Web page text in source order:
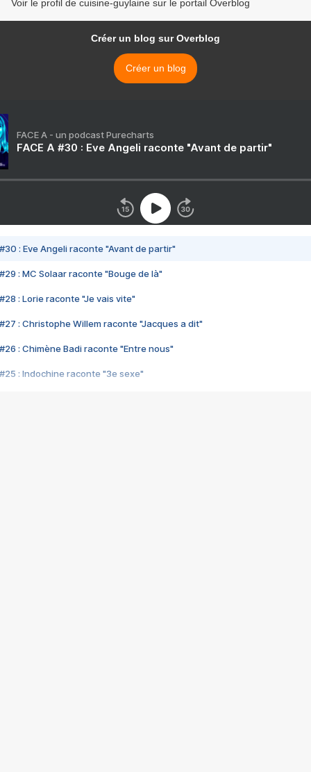
Voir le profil de cuisine-guylaine sur le portail Overblog
Créer un blog sur Overblog
Créer un blog
FACE A - un podcast Purecharts
FACE A #30 : Eve Angeli raconte "Avant de partir"
#30 : Eve Angeli raconte "Avant de partir"
#29 : MC Solaar raconte "Bouge de là"
#28 : Lorie raconte "Je vais vite"
#27 : Christophe Willem raconte "Jacques a dit"
#26 : Chimène Badi raconte "Entre nous"
#25 : Indochine raconte "3e sexe"